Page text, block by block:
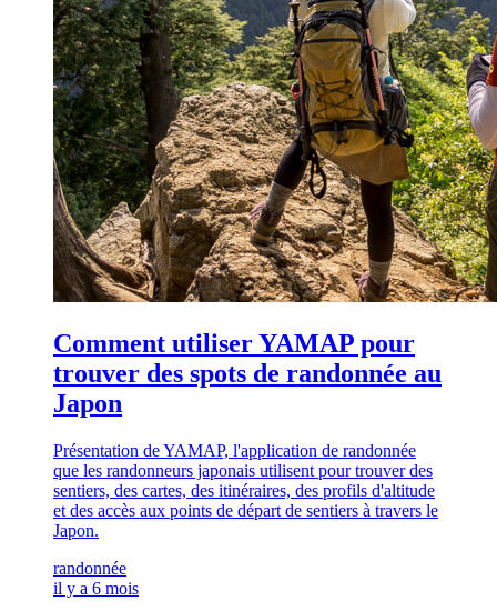
Comment utiliser YAMAP pour
trouver des spots de randonnée au
Japon
Présentation de YAMAP, l'application de randonnée
que les randonneurs japonais utilisent pour trouver des
sentiers, des cartes, des itinéraires, des profils d'altitude
et des accès aux points de départ de sentiers à travers le
Japon.
randonnée
il y a 6 mois